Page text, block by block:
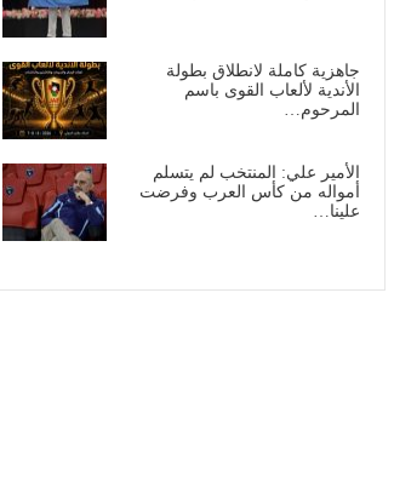
جاهزية كاملة لانطلاق بطولة
الأندية لألعاب القوى باسم
المرحوم…
الأمير علي: المنتخب لم يتسلم
أمواله من كأس العرب وفرضت
علينا…